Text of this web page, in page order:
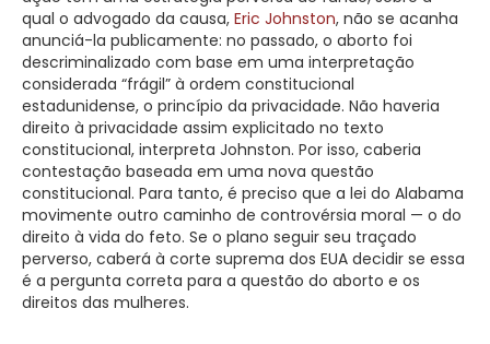
qual o advogado da causa, Eric Johnston, não se acanha
anunciá-la publicamente: no passado, o aborto foi
descriminalizado com base em uma interpretação
considerada “frágil” à ordem constitucional
estadunidense, o princípio da privacidade. Não haveria
direito à privacidade assim explicitado no texto
constitucional, interpreta Johnston. Por isso, caberia
contestação baseada em uma nova questão
constitucional. Para tanto, é preciso que a lei do Alabama
movimente outro caminho de controvérsia moral — o do
direito à vida do feto. Se o plano seguir seu traçado
perverso, caberá à corte suprema dos EUA decidir se essa
é a pergunta correta para a questão do aborto e os
direitos das mulheres.